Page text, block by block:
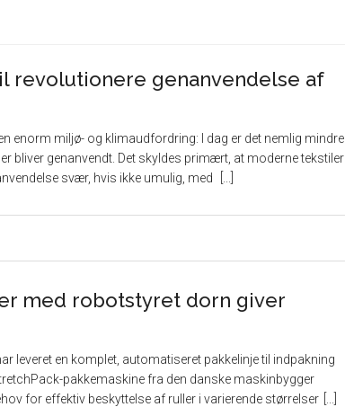
revolutionere genanvendelse af
enorm miljø- og klimaudfordring: I dag er det nemlig mindre
bliver genanvendt. Det skyldes primært, at moderne tekstiler
svær, hvis ikke umulig, med
med robotstyret dorn giver
leveret en komplet, automatiseret pakkelinje til indpakning
pakkemaskine fra den danske maskinbygger
for effektiv beskyttelse af ruller i varierende størrelser